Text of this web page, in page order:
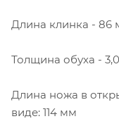
Длина клинка - 86
Толщина обуха -
Длина ножа в
виде: 114 мм